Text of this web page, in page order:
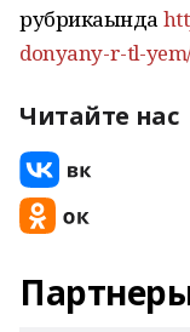
рубрикаһында
donyany-r-tl-
Читайте нас